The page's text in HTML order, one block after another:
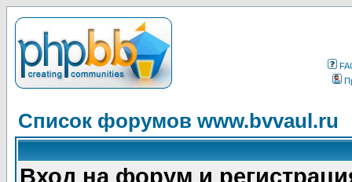
Список форумов www.bvvaul.ru
Вход на форум и